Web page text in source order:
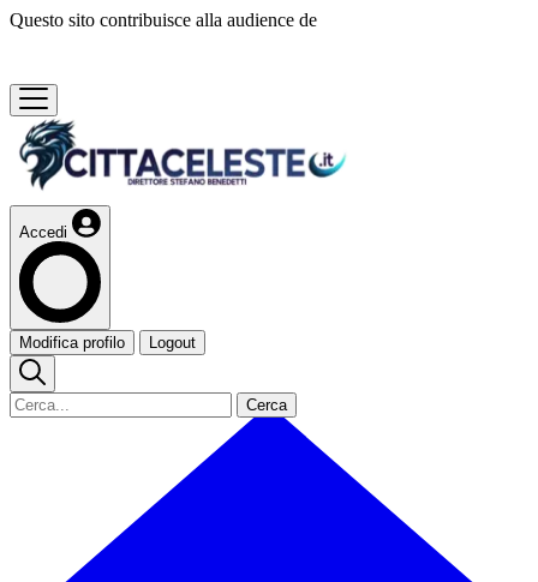
Questo sito contribuisce alla audience de
Accedi
Modifica profilo Logout
Cerca